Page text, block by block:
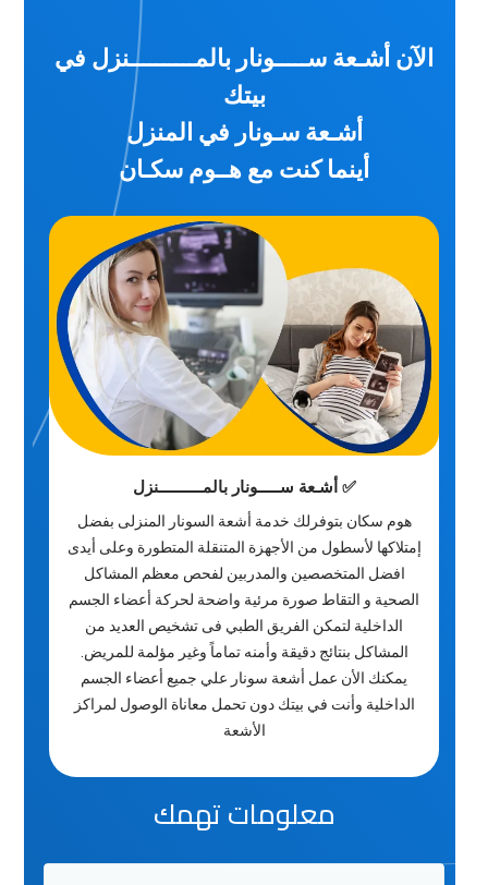
الآن أشـعة ســـــونار بالمــــــــــنزل في
بيتك
أشـعة سـونار في المنزل
أينما كنت مع هــوم سكـان
✅ أشـعة ســـــونار بالمــــــــــنزل
هوم سكان بتوفرلك خدمة أشعة السونار المنزلى بفضل
إمتلاكها لأسطول من الأجهزة المتنقلة المتطورة وعلى أيدى
افضل المتخصصين والمدربين لفحص معظم المشاكل
الصحية و التقاط صورة مرئية واضحة لحركة أعضاء الجسم
الداخلية لتمكن الفريق الطبي فى تشخيص العديد من
المشاكل بنتائج دقيقة وأمنه تماماً وغير مؤلمة للمريض.
يمكنك الأن عمل أشعة سونار علي جميع أعضاء الجسم
الداخلية وأنت في بيتك دون تحمل معاناة الوصول لمراكز
الأشعة
معلومات تهمك